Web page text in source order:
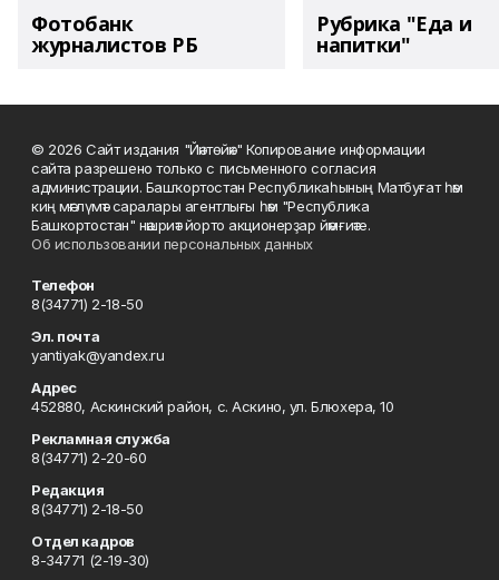
Фотобанк
журналистов РБ
Рубрика "Еда и
напитки"
© 2026 Сайт издания "Йәнтөйәк" Копирование информации
сайта разрешено только с письменного согласия
администрации. Башҡортостан Республикаһының Матбуғат һәм
киң мәғлүмәт саралары агентлығы һәм "Республика
Башкортостан" нәшриәт йорто акционерҙар йәмғиәте.
Об использовании персональных данных
Телефон
8(34771) 2-18-50
Эл. почта
yantiyak@yandex.ru
Адрес
452880, Аскинский район, с. Аскино, ул. Блюхера, 10
Рекламная служба
8(34771) 2-20-60
Редакция
8(34771) 2-18-50
Отдел кадров
8-34771 (2-19-30)